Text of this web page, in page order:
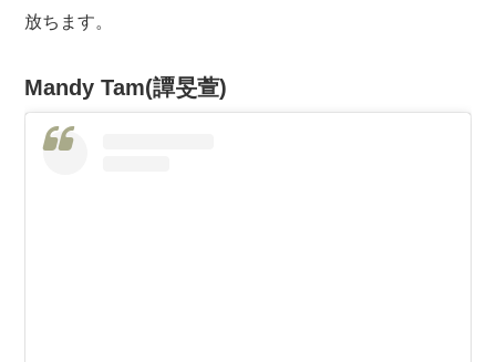
放ちます。
Mandy Tam(譚旻萱)